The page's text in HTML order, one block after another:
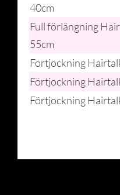
40cm
Full förlängning
55cm
Förtjockning
Förtjockning
Förtjockning